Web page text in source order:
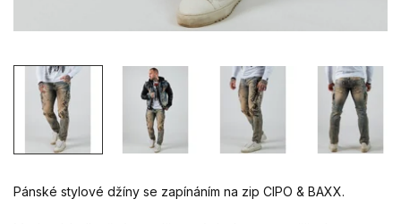
Pánské stylové džíny se zapínáním na zip CIPO & BAXX.